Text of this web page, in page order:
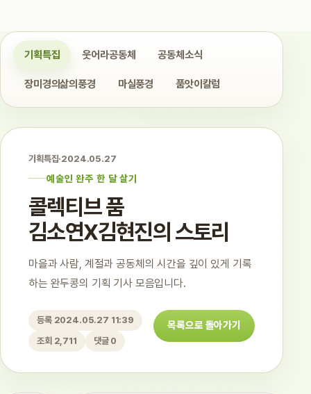
기획특집 웃어라공동체 공동체소식
장미경의삶의풍경 마실풍경 품앗이칼럼
기획특집·2024.05.27
예술인 완주 한 달 살기
콜렉티브 품
김소연X김현진의 스토리
마을과 사람, 계절과 공동체의 시간을 깊이 있게 기록
하는 완두콩의 기획 기사 모음입니다.
등록 2024.05.27 11:39
조회 2,711
댓글 0
목록으로 돌아가기